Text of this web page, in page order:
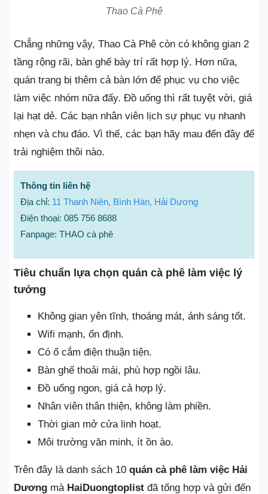
Thao Cà Phê
Chẳng những vậy, Thao Cà Phê còn có không gian 2
tầng rộng rãi, bàn ghế bày trí rất hợp lý. Hơn nữa,
quán trang bị thêm cả bàn lớn để phục vụ cho việc
làm việc nhóm nữa đấy. Đồ uống thì rất tuyệt vời, giá
lại hạt dẻ. Các bạn nhân viên lịch sự phục vụ nhanh
nhẹn và chu đáo. Vì thế, các bạn hãy mau đến đây để
trải nghiệm thôi nào.
Thông tin liên hệ
Địa chỉ: 11 Thanh Niên, Bình Hàn, Hải Dương
Điện thoại: 085 756 8688
Fanpage: THAO cà phê
Tiêu chuẩn lựa chọn quán cà phê làm việc lý
tưởng
Không gian yên tĩnh, thoáng mát, ánh sáng tốt.
Wifi mạnh, ổn định.
Có ổ cắm điện thuận tiện.
Bàn ghế thoải mái, phù hợp ngồi lâu.
Đồ uống ngon, giá cả hợp lý.
Nhân viên thân thiện, không làm phiền.
Thời gian mở cửa linh hoạt.
Môi trường văn minh, ít ồn ào.
Trên đây là danh sách 10 quán cà phê làm việc Hải
Dương mà HaiDuongtoplist đã tổng hợp và gửi đến